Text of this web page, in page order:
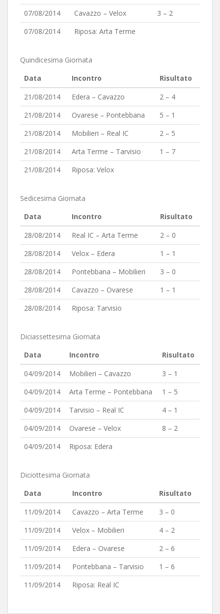
07/08/2014
Cavazzo – Velox
3 – 2
07/08/2014
Riposa: Arta Terme
Quindicesima Giornata
Data
Incontro
Risultato
21/08/2014
Edera – Cavazzo
2 – 4
21/08/2014
Ovarese – Pontebbana
5 – 1
21/08/2014
Mobilieri – Real IC
2 – 5
21/08/2014
Arta Terme – Tarvisio
1 – 7
21/08/2014
Riposa: Velox
Sedicesima Giornata
Data
Incontro
Risultato
28/08/2014
Real IC – Arta Terme
2 – 0
28/08/2014
Velox – Edera
1 – 1
28/08/2014
Pontebbana – Mobilieri
3 – 0
28/08/2014
Cavazzo – Ovarese
1 – 1
28/08/2014
Riposa: Tarvisio
Diciassettesima Giornata
Data
Incontro
Risultato
04/09/2014
Mobilieri – Cavazzo
3 – 1
04/09/2014
Arta Terme – Pontebbana
1 – 5
04/09/2014
Tarvisio – Real IC
4 – 1
04/09/2014
Ovarese – Velox
8 – 2
04/09/2014
Riposa: Edera
Diciottesima Giornata
Data
Incontro
Risultato
11/09/2014
Cavazzo – Arta Terme
3 – 0
11/09/2014
Velox – Mobilieri
4 – 2
11/09/2014
Edera – Ovarese
2 – 6
11/09/2014
Pontebbana – Tarvisio
1 – 6
11/09/2014
Riposa: Real IC